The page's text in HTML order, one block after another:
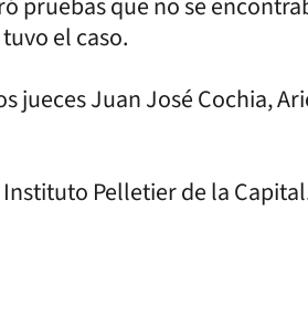
el caso.
Juan José Cochia,
Pelletier de la